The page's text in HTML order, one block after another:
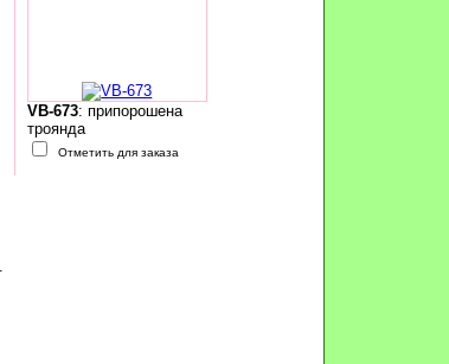
VB-673: припорошена
троянда
Отметить для заказа